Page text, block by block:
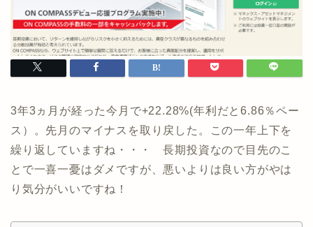
3年3ヵ月が経った今月で+22.28%(年利だと6.86％ペー
ス）。先月のマイナスを取り戻した。この一年上下を
繰り返していますね・・・ 長期投資なので目先のこ
とで一喜一憂はダメですが、悪いよりは良い方がやは
り気分がいいですね！